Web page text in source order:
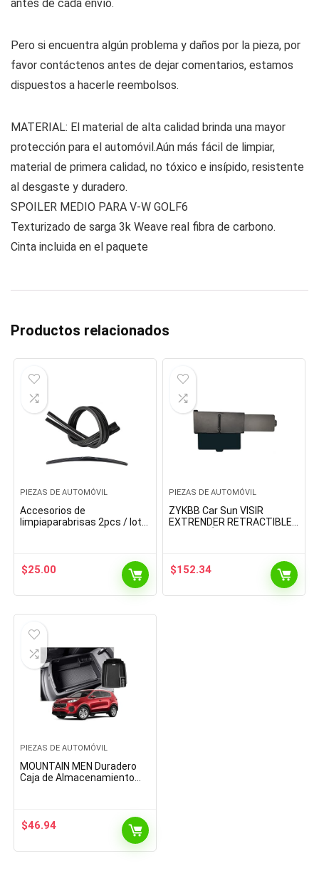
antes de cada envío.
Pero si encuentra algún problema y daños por la pieza, por
favor contáctenos antes de dejar comentarios, estamos
dispuestos a hacerle reembolsos.
MATERIAL: El material de alta calidad brinda una mayor
protección para el automóvil.Aún más fácil de limpiar,
material de primera calidad, no tóxico e insípido, resistente
al desgaste y duradero.
SPOILER MEDIO PARA V-W GOLF6
Texturizado de sarga 3k Weave real fibra de carbono.
Cinta incluida en el paquete
Productos relacionados
PIEZAS DE AUTOMÓVIL
Accesorios de
limpiaparabrisas 2pcs / lot
$25.00
PIEZAS DE AUTOMÓVIL
ZYKBB Car Sun VISIR
EXTRENDER RETRACTIBLE
Sum (Color : A, Size…
$152.34
PIEZAS DE AUTOMÓVIL
MOUNTAIN MEN Duradero
Caja de Almacenamiento
de…
$46.94